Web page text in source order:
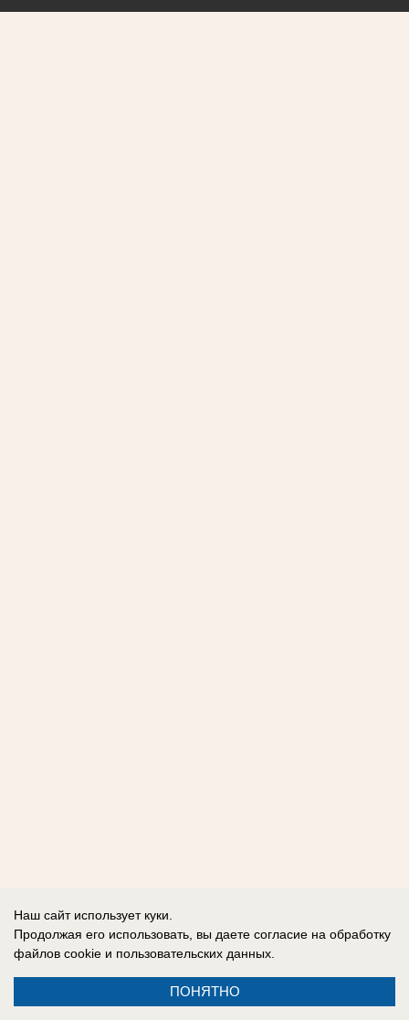
Наш сайт использует куки.
Продолжая его использовать, вы даете согласие на обработку
файлов cookie и пользовательских данных.
ПОНЯТНО